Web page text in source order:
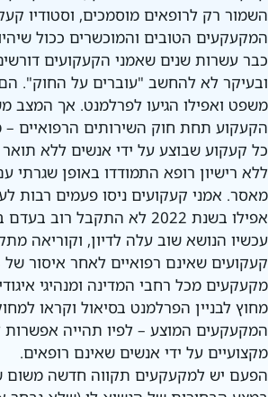
השמור רק לרופאים מוסמכים, וסטודיו
המקעקעים הטובים והמוכשרים ככול
כבר עשרות שנים שאמני הקעקועים
ובעיקר לא להחשב "עוברים על החוק".
הקעקוע תחת חוק השירותים הרפואיים
כל קעקוע שבוצע על ידי אנשים ללא
ללא רישיון רופא התמודדו באופן שגרתי
מאסר. אמני קעקועים ניסו פעמים רבות
אפילו בשנת 2022 לא התקבל רוב בעדם בפרלמנט.
עכשיו הנושא שוב עלה לדיון, וקוריאה
מקעקעים מכל רחבי המדינה ומנהיגי
מחוץ לבניין הפרלמנט בסיאול וקראו
המקעקעים המוצע – לפיו תהייה
מקצועיים על ידי אנשים שאינם רופאים.